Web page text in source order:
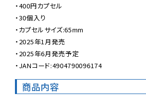
・400円カプセル
・30個入り
・カプセルサイズ:65mm
・2025年1月発売
・2025年6月発売予定
・JANコード:4904790096174
商品内容